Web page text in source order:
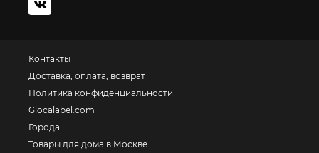
Контакты
Доставка, оплата, возврат
Политика конфиденциальности
Glocalabel.com
Города
Товары для дома в Москве